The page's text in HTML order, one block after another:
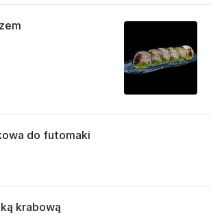
do futomaki
krabową